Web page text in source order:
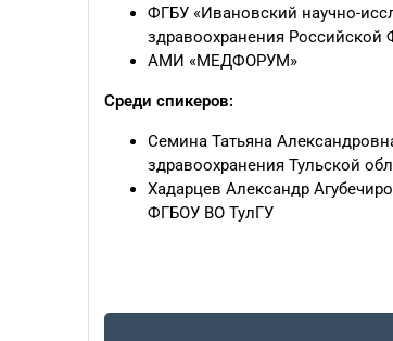
ФГБУ «Ивановский научно-
здравоохранения Российской
АМИ «МЕДФОРУМ»
Среди спикеров:
Семина Татьяна
здравоохранения Тульской
Хадарцев Александр
ФГБОУ ВО ТулГУ